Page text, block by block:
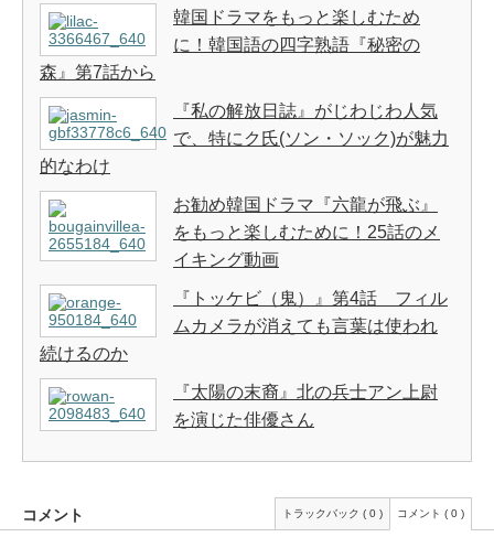
韓国ドラマをもっと楽しむため
に！韓国語の四字熟語『秘密の
森』第7話から
『私の解放日誌』がじわじわ人気
で、特にク氏(ソン・ソック)が魅力
的なわけ
お勧め韓国ドラマ『六龍が飛ぶ』
をもっと楽しむために！25話のメ
イキング動画
『トッケビ（鬼）』第4話 フィル
ムカメラが消えても言葉は使われ
続けるのか
『太陽の末裔』北の兵士アン上尉
を演じた俳優さん
コメント トラックバック ( 0 ) コメント ( 0 )